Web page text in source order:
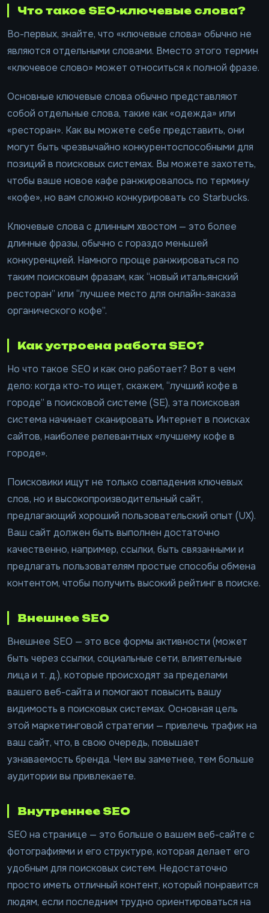
Что такое SEO-ключевые слова?
Во-первых, знайте, что «ключевые слова» обычно не
являются отдельными словами. Вместо этого термин
«ключевое слово» может относиться к полной фразе.
Основные ключевые слова обычно представляют
собой отдельные слова, такие как «одежда» или
«ресторан». Как вы можете себе представить, они
могут быть чрезвычайно конкурентоспособными для
позиций в поисковых системах. Вы можете захотеть,
чтобы ваше новое кафе ранжировалось по термину
«кофе», но вам сложно конкурировать со Starbucks.
Ключевые слова с длинным хвостом — это более
длинные фразы, обычно с гораздо меньшей
конкуренцией. Намного проще ранжироваться по
таким поисковым фразам, как “новый итальянский
ресторан” или “лучшее место для онлайн-заказа
органического кофе”.
Как устроена работа SEO?
Но что такое SEO и как оно работает? Вот в чем
дело: когда кто-то ищет, скажем, “лучший кофе в
городе” в поисковой системе (SE), эта поисковая
система начинает сканировать Интернет в поисках
сайтов, наиболее релевантных «лучшему кофе в
городе».
Поисковики ищут не только совпадения ключевых
слов, но и высокопроизводительный сайт,
предлагающий хороший пользовательский опыт (UX).
Ваш сайт должен быть выполнен достаточно
качественно, например, ссылки, быть связанными и
предлагать пользователям простые способы обмена
контентом, чтобы получить высокий рейтинг в поиске.
Внешнее SEO
Внешнее SEO — это все формы активности (может
быть через ссылки, социальные сети, влиятельные
лица и т. д.), которые происходят за пределами
вашего веб-сайта и помогают повысить вашу
видимость в поисковых системах. Основная цель
этой маркетинговой стратегии — привлечь трафик на
ваш сайт, что, в свою очередь, повышает
узнаваемость бренда. Чем вы заметнее, тем больше
аудитории вы привлекаете.
Внутреннее SEO
SEO на странице — это больше о вашем веб-сайте с
фотографиями и его структуре, которая делает его
удобным для поисковых систем. Недостаточно
просто иметь отличный контент, который понравится
людям, если последним трудно ориентироваться на